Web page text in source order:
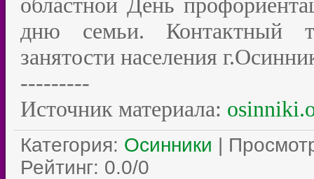
дню семьи. Контактный
занятости населения
---------
Источник материала:
Категория: Осинники |
Рейтинг: 0.0/0